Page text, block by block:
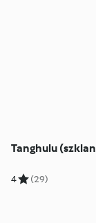
Tanghulu
4 (29)